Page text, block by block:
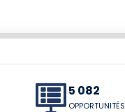
5 082
OPPORTUNITÉS